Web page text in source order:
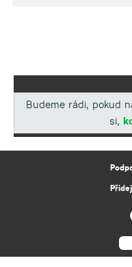
Budeme rádi, pokud
si,